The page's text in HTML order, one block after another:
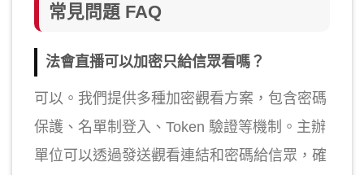
常見問題 FAQ
法會直播可以加密只給信眾看嗎？
可以。我們提供多種加密觀看方案，包含密碼
保護、名單制登入、Token 驗證等機制。主辦
單位可以透過發送觀看連結和密碼給信眾，確